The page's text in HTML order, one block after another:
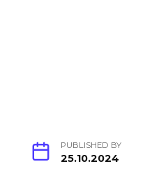
PUBLISHED BY
25.10.2024